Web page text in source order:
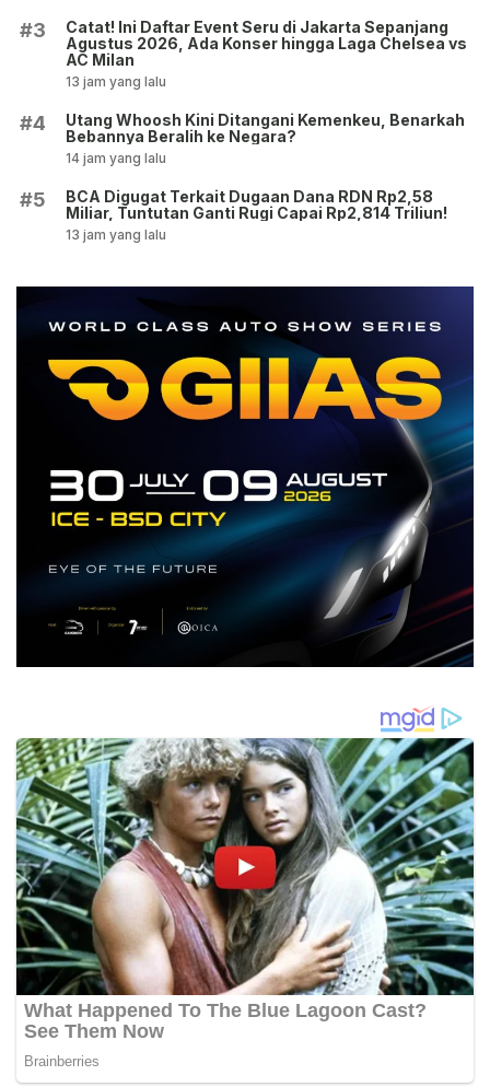
#3
Catat! Ini Daftar Event Seru di Jakarta Sepanjang
Agustus 2026, Ada Konser hingga Laga Chelsea vs
AC Milan
13 jam yang lalu
#4
Utang Whoosh Kini Ditangani Kemenkeu, Benarkah
Bebannya Beralih ke Negara?
14 jam yang lalu
#5
BCA Digugat Terkait Dugaan Dana RDN Rp2,58
Miliar, Tuntutan Ganti Rugi Capai Rp2,814 Triliun!
13 jam yang lalu